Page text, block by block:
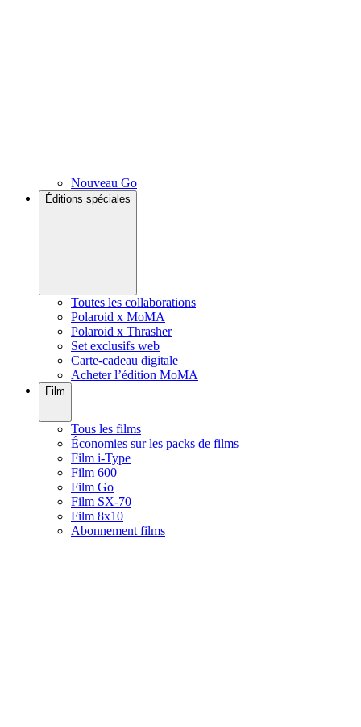
Nouveau Go
Éditions spéciales
Toutes les collaborations
Polaroid x MoMA
Polaroid x Thrasher
Set exclusifs web
Carte-cadeau digitale
Acheter l’édition MoMA
Film
Tous les films
Économies sur les packs de films
Film i-Type
Film 600
Film Go
Film SX-70
Film 8x10
Abonnement films